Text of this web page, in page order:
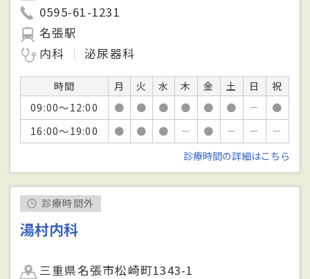
0595-61-1231
名張駅
内科
泌尿器科
時間 月 火 水 木 金 土 日
祝
09:00～12:00
● ● ● ● ● ● －
●
16:00～19:00
● ● ● － ● － －
－
診療時間の詳細はこちら
診療時間外
湯村内科
三重県名張市松崎町1343-1